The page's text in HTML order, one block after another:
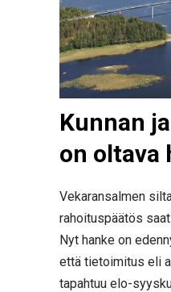
Kunnan
on oltava
Vekaransalmen
rahoituspäätös
Nyt hanke on
että tietoimitus eli
tapahtuu elo-